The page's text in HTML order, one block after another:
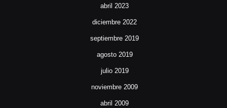
abril 2023
diciembre 2022
septiembre 2019
agosto 2019
julio 2019
noviembre 2009
abril 2009